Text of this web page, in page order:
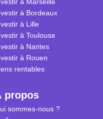
à Bordeaux
à Lille
à Toulouse
à Nantes
à Rouen
rentables
propos
sommes-nous ?